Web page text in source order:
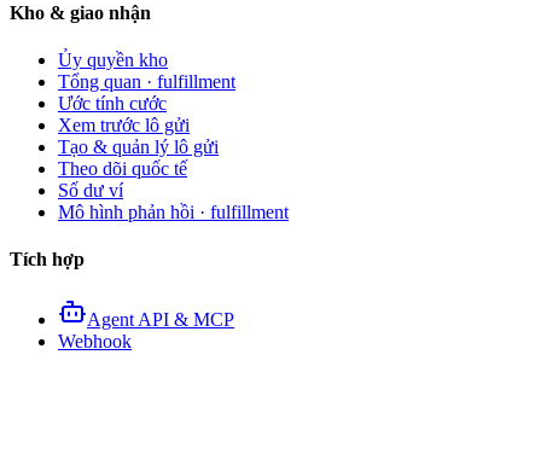
Kho & giao nhận
Ủy quyền kho
Tổng quan · fulfillment
Ước tính cước
Xem trước lô gửi
Tạo & quản lý lô gửi
Theo dõi quốc tế
Số dư ví
Mô hình phản hồi · fulfillment
Tích hợp
Agent API & MCP
Webhook